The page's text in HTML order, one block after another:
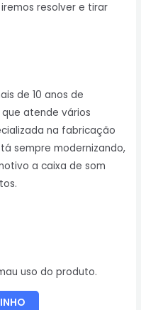
resolver e tirar
de 10 anos de
atende vários
na fabricação
sempre modernizando,
a caixa de som
uso do produto.